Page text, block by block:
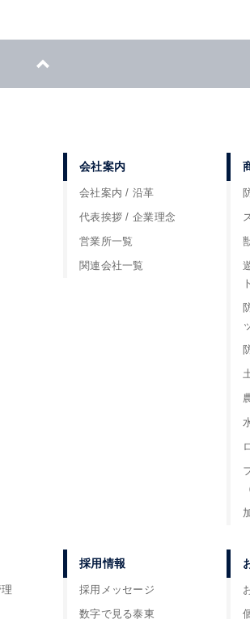
会社案内
会社案内 / 沿革
代表挨拶 / 企業理念
営業所一覧
関連会社一覧
ト
採用情報
採用メッセージ
数字で見る泰東